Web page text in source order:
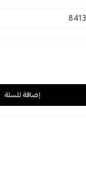
إضافة للسلة